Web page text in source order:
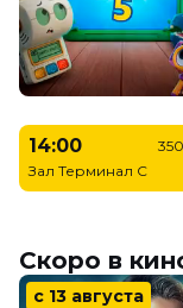
14:00
Зал Терминал C
Скоро в
с 13 августа